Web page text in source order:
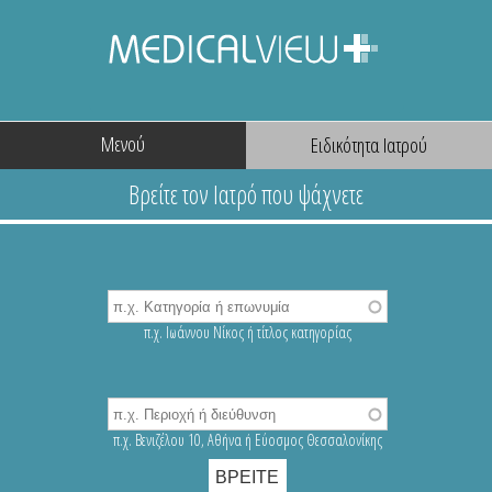
Μενού
π.χ. Ιωάννου Νίκος ή τίτλος κατηγορίας
π.χ. Βενιζέλου 10, Αθήνα ή Εύοσμος Θεσσαλονίκης